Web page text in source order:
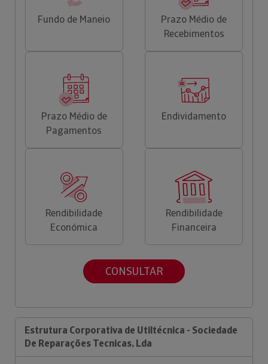
Fundo de Maneio
Prazo Médio de
Recebimentos
Prazo Médio de
Pagamentos
Endividamento
Rendibilidade
Económica
Rendibilidade
Financeira
CONSULTAR
Estrutura Corporativa de Utiltécnica - Sociedade
De Reparações Tecnicas, Lda